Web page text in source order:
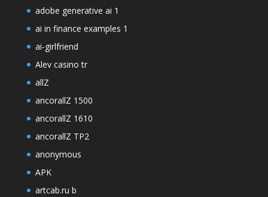
adobe generative ai 1
ai in finance examples 1
ai-girlfriend
Alev casino tr
allZ
ancorallZ 1500
ancorallZ 1610
ancorallZ TP2
anonymous
APK
artcab.ru b